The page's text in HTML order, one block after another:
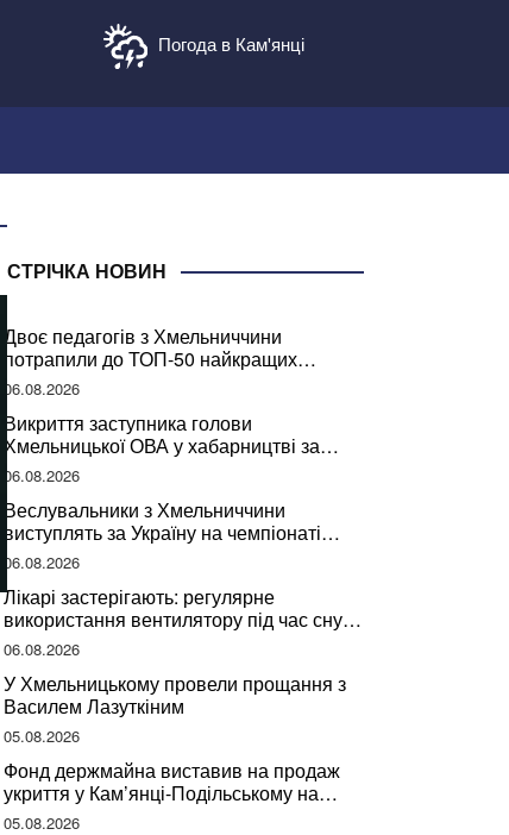
Погода в Кам'янці
СТРІЧКА НОВИН
Двоє педагогів з Хмельниччини
потрапили до ТОП-50 найкращих
учителів України
06.08.2026
Викриття заступника голови
Хмельницької ОВА у хабарництві за
підписання контрактів на ремонт доріг
06.08.2026
Веслувальники з Хмельниччини
виступлять за Україну на чемпіонаті
світу
06.08.2026
Лікарі застерігають: регулярне
використання вентилятору під час сну
може негативно вплинути на ваше
здоров’я
06.08.2026
У Хмельницькому провели прощання з
Василем Лазуткіним
05.08.2026
Фонд держмайна виставив на продаж
укриття у Кам’янці-Подільському на
Хмельниччині
05.08.2026